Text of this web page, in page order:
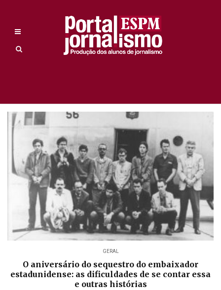
GERAL
O aniversário do sequestro do embaixador
estadunidense: as dificuldades de se contar essa
e outras histórias